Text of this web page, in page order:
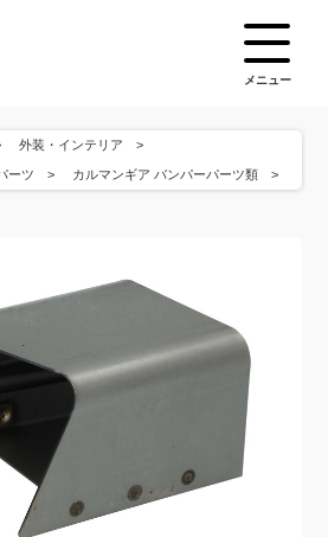
メニュー
外装・インテリア
ーツ カルマンギア バンパーパーツ類